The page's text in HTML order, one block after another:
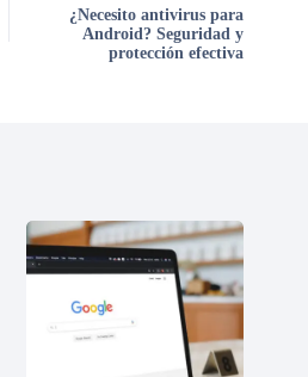
¿Necesito antivirus para
Android? Seguridad y
protección efectiva